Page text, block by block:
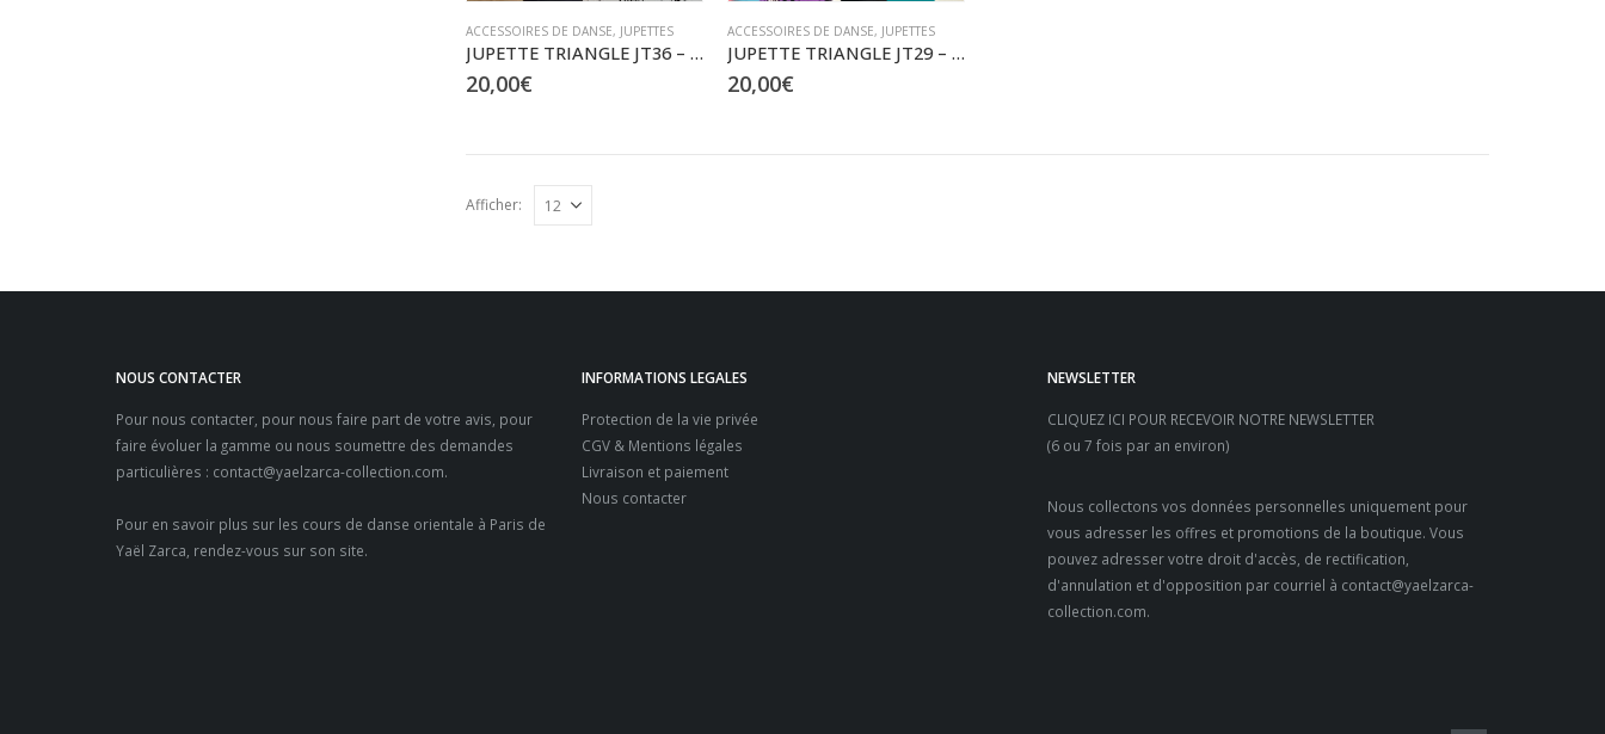
ACCESSOIRES DE DANSE, JUPETTES
JUPETTE TRIANGLE JT36 – Taille XS à L
20,00€
ACCESSOIRES DE DANSE, JUPETTES
JUPETTE TRIANGLE JT29 – Taille XS à L
20,00€
Afficher:
NOUS CONTACTER
Pour nous contacter, pour nous faire part de votre avis, pour
faire évoluer la gamme ou nous soumettre des demandes
particulières : contact@yaelzarca-collection.com.
Pour en savoir plus sur les cours de danse orientale à Paris de
Yaël Zarca, rendez-vous sur son site.
INFORMATIONS LEGALES
Protection de la vie privée
CGV & Mentions légales
Livraison et paiement
Nous contacter
NEWSLETTER
CLIQUEZ ICI POUR RECEVOIR NOTRE NEWSLETTER
(6 ou 7 fois par an environ)
Nous collectons vos données personnelles uniquement pour
vous adresser les offres et promotions de la boutique. Vous
pouvez adresser votre droit d'accès, de rectification,
d'annulation et d'opposition par courriel à contact@yaelzarca-
collection.com.